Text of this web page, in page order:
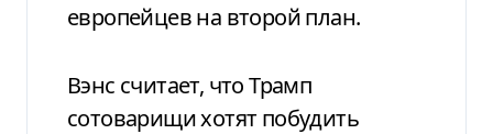
европейцев на второй план.
Вэнс считает, что Трамп
сотоварищи хотят побудить